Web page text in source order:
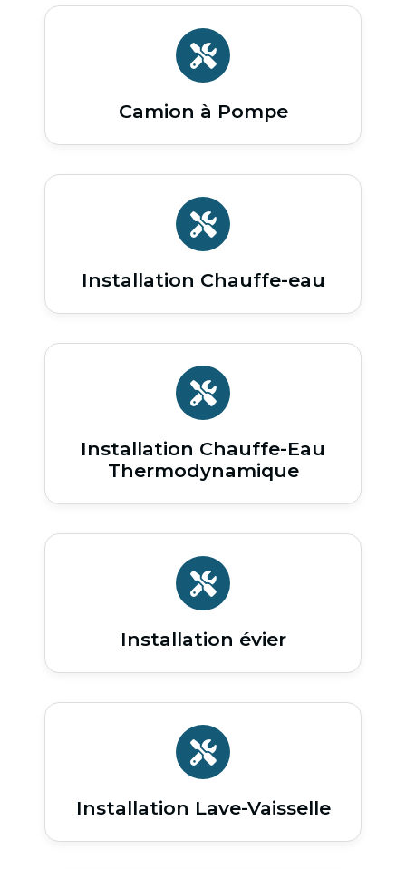
Camion à Pompe
Installation Chauffe-eau
Installation Chauffe-Eau
Thermodynamique
Installation évier
Installation Lave-Vaisselle